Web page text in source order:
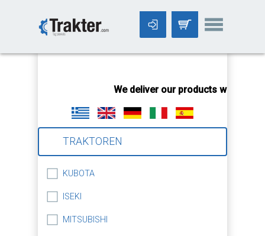
We deliver our products worldwide!
TRAKTOREN
KUBOTA
ISEKI
MITSUBISHI